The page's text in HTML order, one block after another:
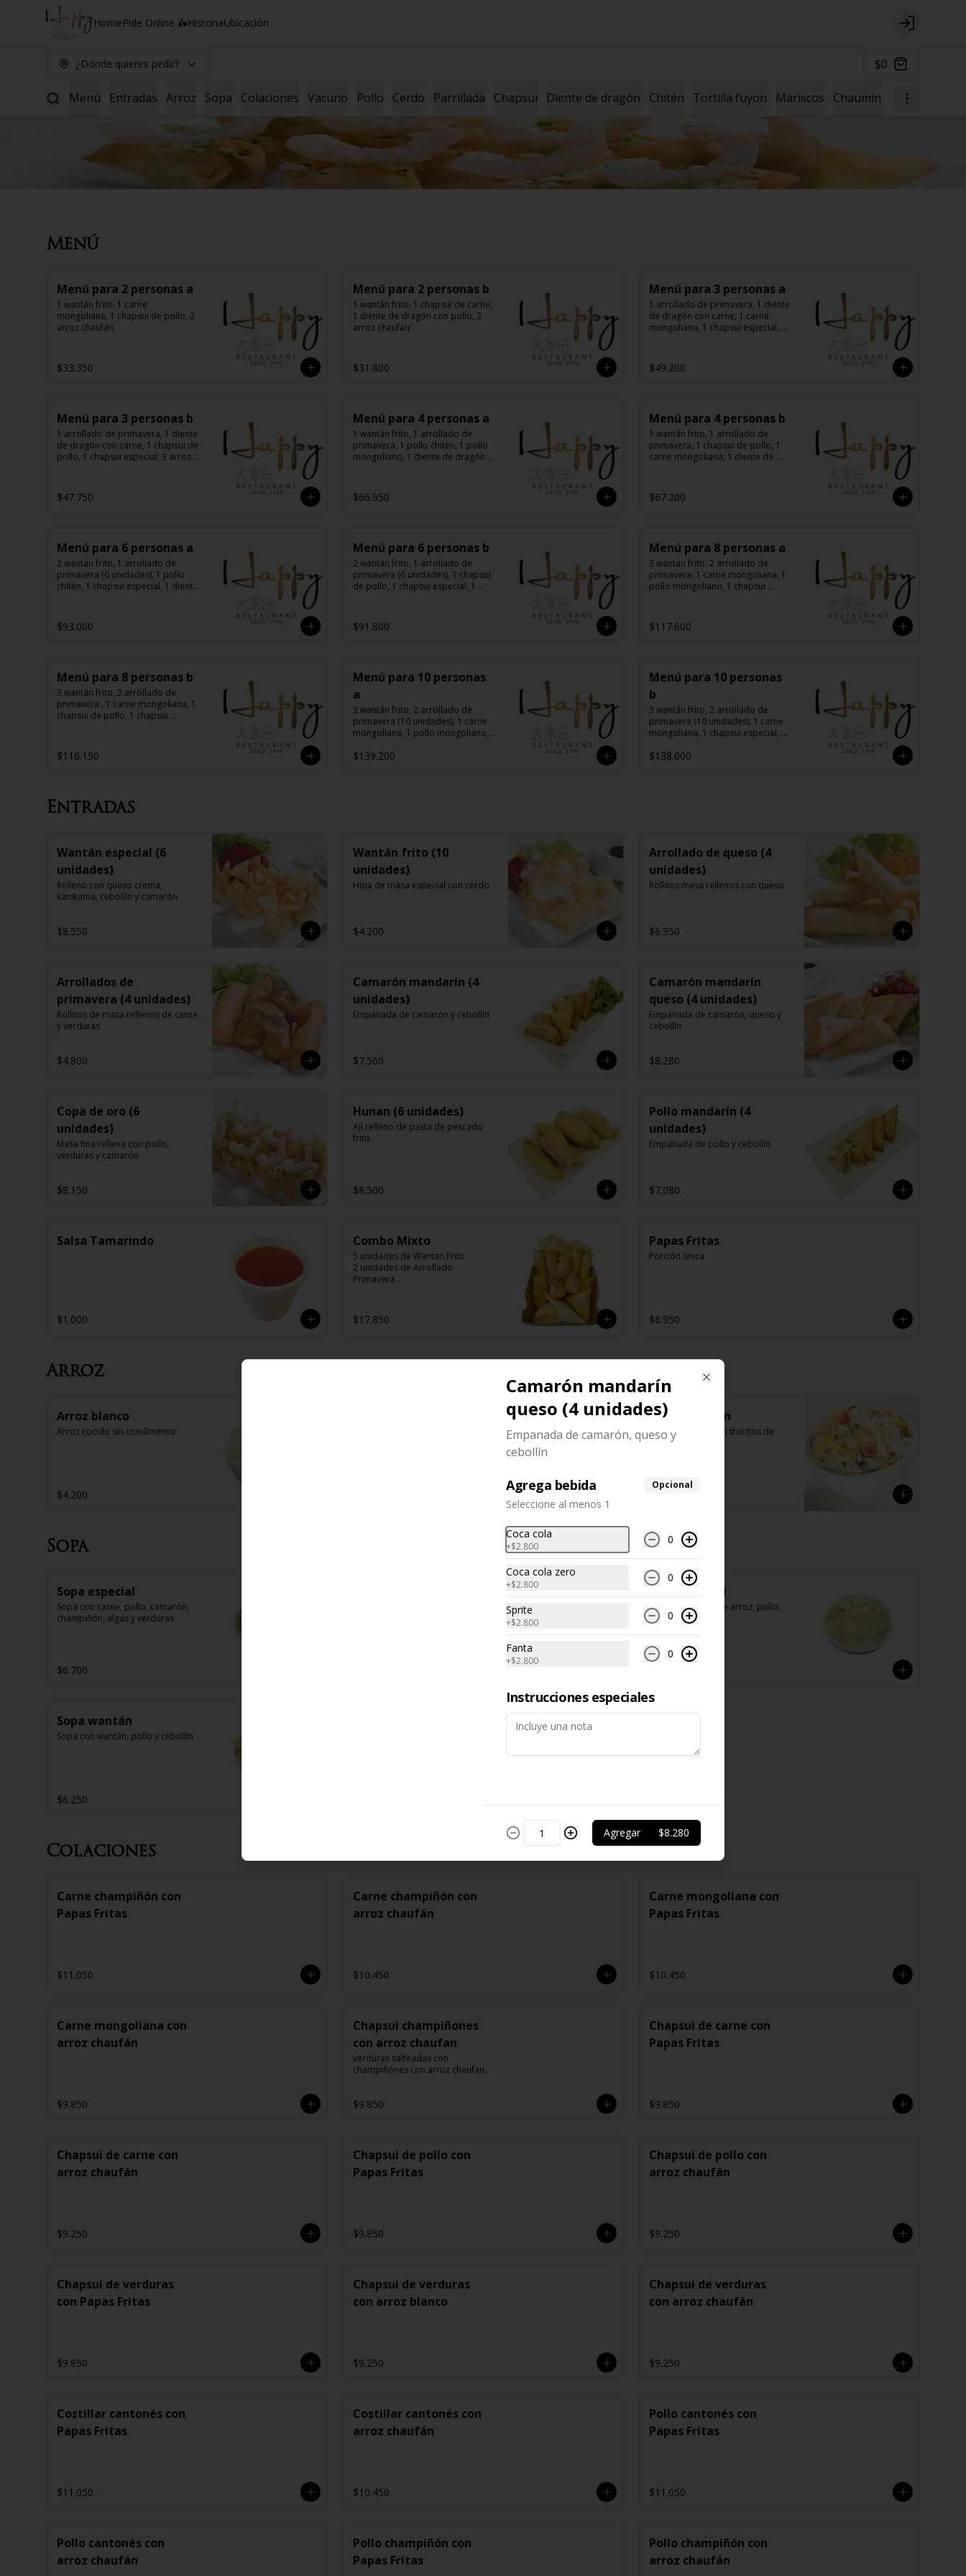
HomePide Online 🛵HistoriaUbicación Login
¿Dónde quieres pedir? $0
Menú Entradas Arroz Sopa Colaciones Vacuno Pollo Cerdo Parrillada Chapsui Diente de dragón Chitén Tortilla fuyon Mariscos Chaumin Agregados
Menú
Menú para 2 personas a
1 wantán frito, 1 carne
mongoliana, 1 chapsui de pollo, 2
arroz chaufán
$33.350
Menú para 2 personas b
1 wantán frito, 1 chapsui de carne,
1 diente de dragón con pollo, 2
arroz chaufán
$31.800
Menú para 3 personas a
1 arrollado de primavera, 1 diente
de dragón con carne, 1 carne
mongoliana, 1 chapsui especial, 3
$49.200
Menú para 3 personas b
1 arrollado de primavera, 1 diente
de dragón con carne, 1 chapsui de
pollo, 1 chapsui especial, 3 arroz
$47.750
Menú para 4 personas a
1 wantán frito, 1 arrollado de
primavera, 1 pollo chitén, 1 pollo
mongoliano, 1 diente de dragón
$66.950
Menú para 4 personas b
1 wantán frito, 1 arrollado de
primavera, 1 chapsui de pollo, 1
carne mongoliana, 1 diente de
$67.200
Menú para 6 personas a
2 wantán frito, 1 arrollado de
primavera (6 unidades), 1 pollo
chitén, 1 chapsui especial, 1 diente
arroz chaufán
$93.000
Menú para 6 personas b
2 wantán frito, 1 arrollado de
primavera (6 unidades), 1 chapsui
de pollo, 1 chapsui especial, 1
mongoliano, 6 arroz chaufán
$91.800
Menú para 8 personas a
3 wantán frito, 2 arrollado de
primavera, 1 carne mongoliana, 1
pollo mongoliano, 1 chapsui
chitén, 8 arroz chaufán
$117.600
Menú para 8 personas b
3 wantán frito, 2 arrollado de
primavera , 1 carne mongoliana, 1
chapsui de pollo, 1 chapsui
mongoliano, 8 arroz chaufán
$116.150
Menú para 10 personas
a
3 wantán frito, 2 arrollado de
primavera (10 unidades), 1 carne
mongoliana, 1 pollo mongoliano,
dragón con carne, 1 costillar
$139.200
Menú para 10 personas
b
3 wantán frito, 2 arrollado de
primavera (10 unidades), 1 carne
mongoliana, 1 chapsui especial, 1
pollo chitén, 1 chapsui de pollo, 1
$138.000
Entradas
Wantán especial (6
unidades)
Relleno con queso crema,
kanikama, cebollín y camarón
$8.550
Wantán frito (10
unidades)
Hoja de masa especial con cerdo
$4.200
Arrollado de queso (4
unidades)
Rollitos masa rellenos con queso
$6.950
Arrollados de
primavera (4 unidades)
Rollitos de masa rellenos de carne
y verduras
$4.800
Camarón mandarín (4
unidades)
Empanada de camarón y cebollín
$7.560
Camarón mandarín
queso (4 unidades)
Empanada de camarón, queso y
cebollín
$8.280
Copa de oro (6
unidades)
Masa fina rellena con pollo,
verduras y camarón
$8.150
Hunan (6 unidades)
Ají relleno de pasta de pescado
frito
$8.500
Pollo mandarín (4
unidades)
Empanada de pollo y cebollín
$7.080
Salsa Tamarindo
$1.000
Combo Mixto
5 unidades de Wantan Frito
2 unidades de Arrollado
Primavera
2 unidades Camarón Mandarín
2 unidades Wantán Especial
$17.850
Papas Fritas
Porción única
$6.950
Arroz
Arroz blanco
Arroz cocido sin condimento
$4.200
Arroz chaufán
Arroz salteado con trocitos de
pollo y huevo
$4.200
Sopa
Sopa especial
Sopa con carne, pollo, camarón,
champiñón, algas y verduras
$6.700
Sopa oriental
Sopa con fideos de arroz, pollo,
huevo y verduras.
Sopa wantán
Sopa con wantán, pollo y cebollín
$6.250
Colaciones
Carne champiñón con
Papas Fritas
$11.050
Carne champiñón con
arroz chaufán
$10.450
Carne mongoliana con
Papas Fritas
$10.450
Carne mongoliana con
arroz chaufán
$9.850
Chapsui champiñones
con arroz chaufan
verduras salteadas con
champiñones con arroz chaufan.
$9.850
Chapsui de carne con
Papas Fritas
$9.850
Chapsui de carne con
arroz chaufán
$9.250
Chapsui de pollo con
Papas Fritas
$9.850
Chapsui de pollo con
arroz chaufán
$9.250
Chapsui de verduras
con Papas Fritas
$9.850
Chapsui de verduras
con arroz blanco
$9.250
Chapsui de verduras
con arroz chaufán
$9.250
Costillar cantonés con
Papas Fritas
$11.050
Costillar cantonés con
arroz chaufán
$10.450
Pollo cantonés con
Papas Fritas
$11.050
Pollo cantonés con
arroz chaufán
Pollo champiñón con
Papas Fritas
Pollo champiñón con
arroz chaufán
Camarón mandarín
queso (4 unidades)
Empanada de camarón, queso y
cebollín
Agrega bebida Opcional
Seleccione al menos 1
Coca cola
+$2.800
0
Coca cola zero
+$2.800
0
Sprite
+$2.800
0
Fanta
+$2.800
0
Instrucciones especiales
Agregar $8.280